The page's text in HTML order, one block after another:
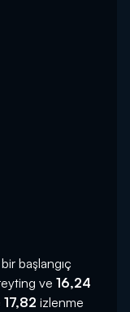
başlangıç
ve 16,24
17,82 izlenme